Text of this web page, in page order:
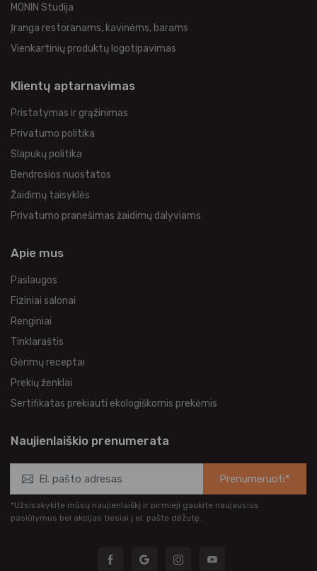
MONIN Studija
Įranga restoranams, kavinėms, barams
Vienkartinių produktų logotipavimas
Klientų aptarnavimas
Pristatymas ir grąžinimas
Privatumo politika
Slapukų politika
Bendrosios nuostatos
Žaidimų taisyklės
Privatumo pranešimas žaidimų dalyviams
Apie mus
Paslaugos
Fiziniai salonai
Renginiai
Tinklaraštis
Gėrimų receptai
Prekių ženklai
Sertifikatas prekiauti ekologiškomis prekėmis
Naujienlaiškio prenumerata
Prenumeruoti*
*Užsisakykite mūsų naujienlaiškį ir pirmieji gaukite naujausius
pasiūlymus bei akcijas tiesiai į el. pašto dėžutę.